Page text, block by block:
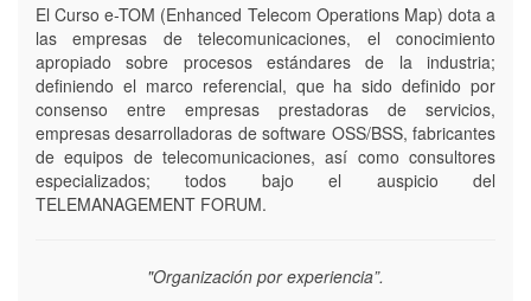
El Curso e-TOM (Enhanced Telecom Operations Map) dota a
las empresas de telecomunicaciones, el conocimiento
apropiado sobre procesos estándares de la industria;
definiendo el marco referencial, que ha sido definido por
consenso entre empresas prestadoras de servicios,
empresas desarrolladoras de software OSS/BSS, fabricantes
de equipos de telecomunicaciones, así como consultores
especializados; todos bajo el auspicio del
TELEMANAGEMENT FORUM.
"Organización por experiencia”.